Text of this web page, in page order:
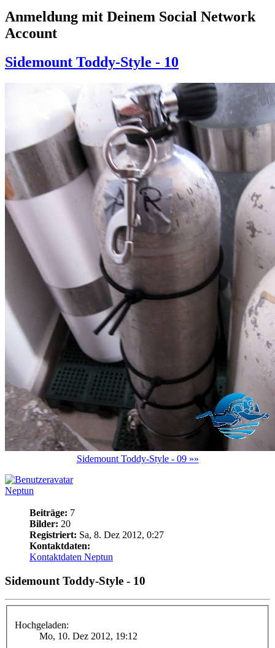
Anmeldung mit Deinem Social Network
Account
Sidemount Toddy-Style - 10
Sidemount Toddy-Style - 09 »»
Neptun
Beiträge: 7
Bilder: 20
Registriert: Sa, 8. Dez 2012, 0:27
Kontaktdaten:
Kontaktdaten Neptun
Sidemount Toddy-Style - 10
Hochgeladen:
Mo, 10. Dez 2012, 19:12